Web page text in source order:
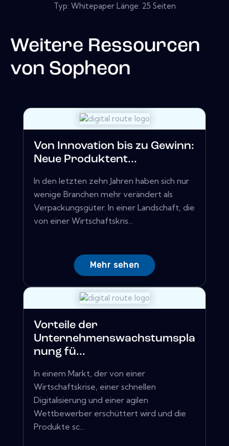
Typ: Whitepaper Länge: 25 Seiten
Weitere Ressourcen
von Sopheon
Von Innovation bis zu Gewinn:
Neue Produktent...
In den letzten zehn Jahren haben sich nur
wenige Branchen mehr verändert als
Verpackungsgüter. In einer Landschaft, die
von einer Wirtschaftskris...
Mehr sehen
Vorteile der
Unternehmenswachstumspla
nung fü...
In einem Markt, der von einer
Wirtschaftskrise, einer schnellen
Digitalisierung und einer agilen
Wettbewerber erschüttert wird und die
Produkte sc...